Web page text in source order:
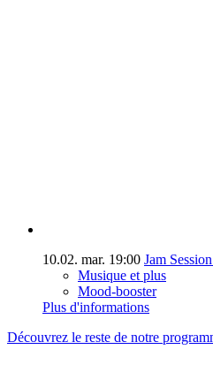
10.02. mar. 19:00 Jam Session
Musique et plus
Mood-booster
Plus d'informations
Découvrez le reste de notre